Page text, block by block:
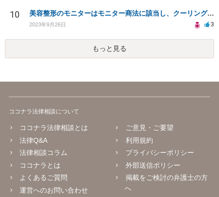
10 美容整形のモニターはモニター商法に該当し、クーリングオフの対象になりますか？
2023年9月26日 3
もっと見る
ココナラ法律相談について
ココナラ法律相談とは
法律Q&A
法律相談コラム
ココナラとは
よくあるご質問
運営へのお問い合わせ
ご意見・ご要望
利用規約
プライバシーポリシー
外部送信ポリシー
掲載をご検討の弁護士の方
へ